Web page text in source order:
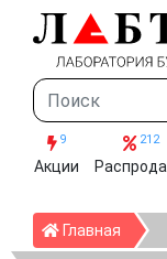
9
Акции
212
Главная